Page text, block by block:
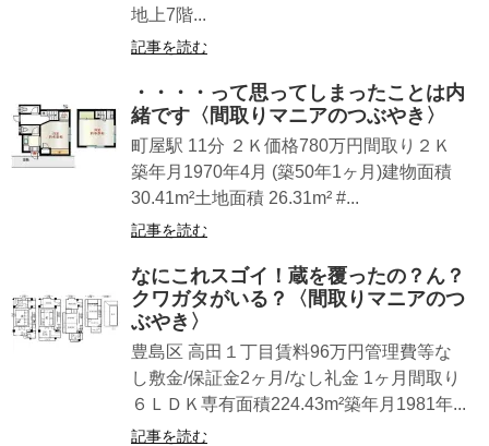
地上7階...
記事を読む
・・・・って思ってしまったことは内
緒です〈間取りマニアのつぶやき〉
町屋駅 11分 ２Ｋ価格780万円間取り２Ｋ
築年月1970年4月 (築50年1ヶ月)建物面積
30.41m²土地面積 26.31m² #...
記事を読む
なにこれスゴイ！蔵を覆ったの？ん？
クワガタがいる？〈間取りマニアのつ
ぶやき〉
豊島区 高田１丁目賃料96万円管理費等な
し敷金/保証金2ヶ月/なし礼金 1ヶ月間取り
６ＬＤＫ専有面積224.43m²築年月1981年...
記事を読む